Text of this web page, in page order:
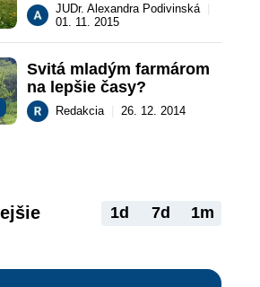
JUDr. Alexandra Podivinská
01. 11. 2015
Svitá mladým farmárom
na lepšie časy?
Redakcia 26. 12. 2014
1d 7d 1m